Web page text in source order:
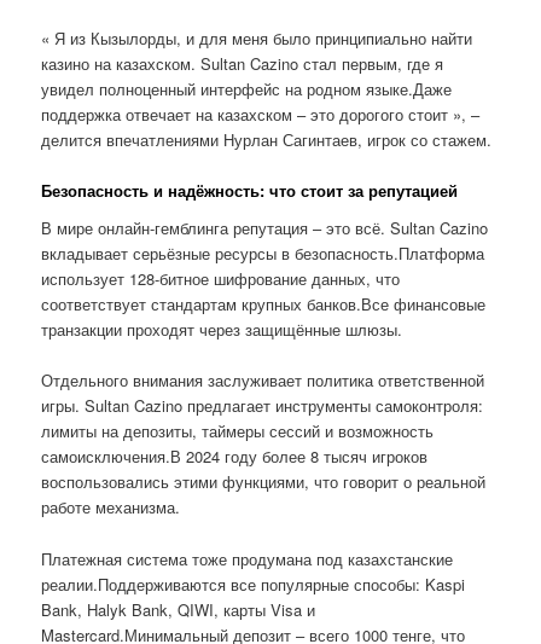
« Я из Кызылорды, и для меня было принципиально найти
казино на казахском. Sultan Cazino стал первым, где я
увидел полноценный интерфейс на родном языке.Даже
поддержка отвечает на казахском – это дорогого стоит », –
делится впечатлениями Нурлан Сагинтаев, игрок со стажем.
Безопасность и надёжность: что стоит за репутацией
В мире онлайн-гемблинга репутация – это всё. Sultan Cazino
вкладывает серьёзные ресурсы в безопасность.Платформа
использует 128-битное шифрование данных, что
соответствует стандартам крупных банков.Все финансовые
транзакции проходят через защищённые шлюзы.
Отдельного внимания заслуживает политика ответственной
игры. Sultan Cazino предлагает инструменты самоконтроля:
лимиты на депозиты, таймеры сессий и возможность
самоисключения.В 2024 году более 8 тысяч игроков
воспользовались этими функциями, что говорит о реальной
работе механизма.
Платежная система тоже продумана под казахстанские
реалии.Поддерживаются все популярные способы: Kaspi
Bank, Halyk Bank, QIWI, карты Visa и
Mastercard.Минимальный депозит – всего 1000 тенге, что